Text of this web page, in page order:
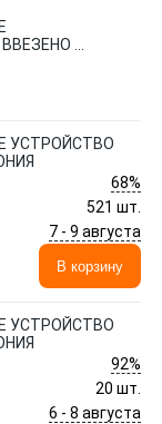
-
УСТРОЙСТВО
68%
521 шт.
7 - 9 августа
В корзину
УСТРОЙСТВО
92%
20 шт.
6 - 8 августа